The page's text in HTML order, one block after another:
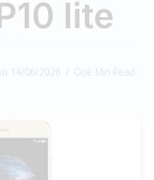
lite
14/06/2026
One Min Read